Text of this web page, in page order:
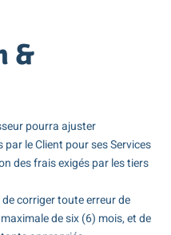
&
pourra ajuster
le Client pour ses Services
des frais exigés par les tiers
corriger toute erreur de
de six (6) mois, et de